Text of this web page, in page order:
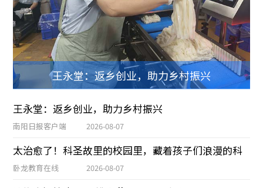
王永堂：返乡创业，助力乡村振兴
王永堂：返乡创业，助力乡村振兴
南阳日报客户端 2026-08-07
太治愈了！科圣故里的校园里，藏着孩子们浪漫的科
卧龙教育在线 2026-08-07